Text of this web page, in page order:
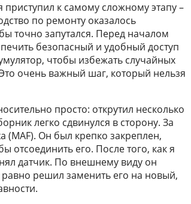
к самому сложному этапу –
по ремонту оказалось
точно запутался. Перед началом
безопасный и удобный доступ
чтобы избежать случайных
очень важный шаг, который нельзя
просто: открутил несколько
легко сдвинулся в сторону. За
(MAF). Он был крепко закреплен,
отсоединить его. После того, как я
датчик. По внешнему виду он
решил заменить его на новый,